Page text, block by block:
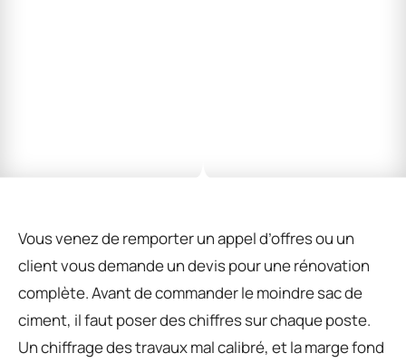
Vous venez de remporter un appel d’offres ou un
client vous demande un devis pour une rénovation
complète. Avant de commander le moindre sac de
ciment, il faut poser des chiffres sur chaque poste.
Un chiffrage des travaux mal calibré, et la marge fond